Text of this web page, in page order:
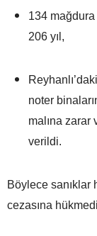
134
206 yıl,
noter
malına zarar
verildi.
Böylece sanıklar
cezasına